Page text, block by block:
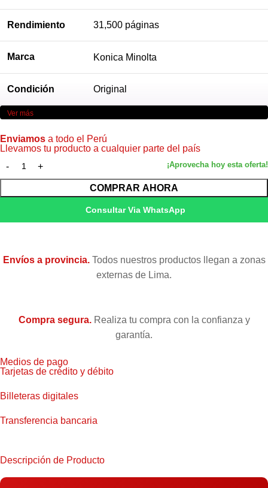
Rendimiento 31,500 páginas
Marca Konica Minolta
Condición Original
Ver más
Enviamos a todo el Perú
Llevamos tu producto a cualquier parte del país
COMPRAR AHORA
Consultar Via WhatsApp
Envíos a provincia.Todos nuestros productos llegan a zonas
externas de Lima.
Compra segura.Realiza tu compra con la confianza y
garantía.
Medios de pago
Tarjetas de crédito y débito
Billeteras digitales
Transferencia bancaria
Descripción de Producto